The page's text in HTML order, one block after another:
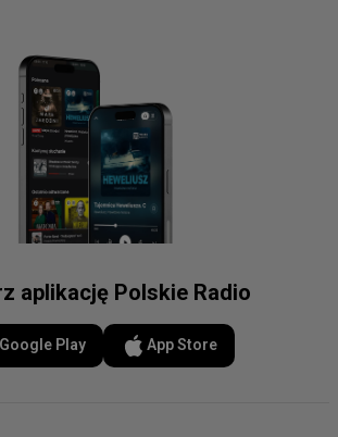
aplikację Polskie Radio
Google Play App Store